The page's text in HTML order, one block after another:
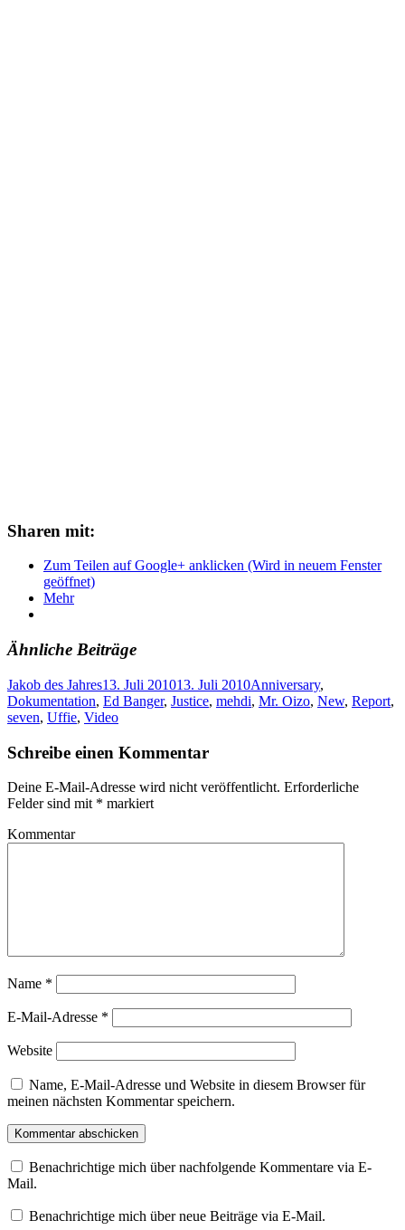
Sharen mit:
Zum Teilen auf Google+ anklicken (Wird in neuem Fenster
geöffnet)
Mehr
Ähnliche Beiträge
Jakob des Jahres13. Juli 201013. Juli 2010Anniversary,
Dokumentation, Ed Banger, Justice, mehdi, Mr. Oizo, New, Report,
seven, Uffie, Video
Schreibe einen Kommentar
Deine E-Mail-Adresse wird nicht veröffentlicht. Erforderliche
Felder sind mit * markiert
Kommentar
Name *
E-Mail-Adresse *
Website
Name, E-Mail-Adresse und Website in diesem Browser für
meinen nächsten Kommentar speichern.
Benachrichtige mich über nachfolgende Kommentare via E-
Mail.
Benachrichtige mich über neue Beiträge via E-Mail.